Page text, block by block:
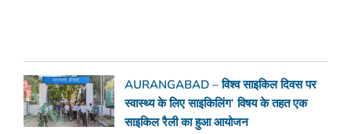
AURANGABAD – विश्व साइकिल दिवस पर
स्वास्थ्य के लिए साइकिलिंग’ विषय के तहत एक
साइकिल रैली का हुआ आयोजन